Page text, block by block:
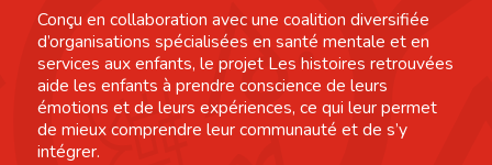
Conçu en collaboration avec une coalition diversifiée
d’organisations spécialisées en santé mentale et en
services aux enfants, le projet Les histoires retrouvées
aide les enfants à prendre conscience de leurs
émotions et de leurs expériences, ce qui leur permet
de mieux comprendre leur communauté et de s’y
intégrer.